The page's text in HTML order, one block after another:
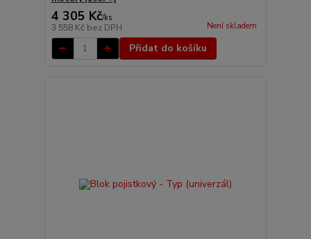
4 305 Kč/ks
3 558 Kč bez DPH Není skladem
Přidat do košíku